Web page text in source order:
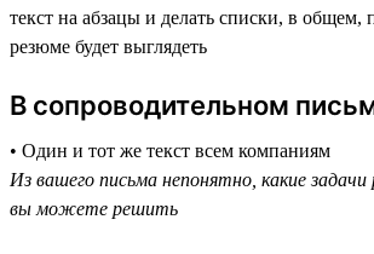
текст на абзацы и делать списки, в общем,
резюме будет выглядеть
В сопроводительном
• Один и тот же текст всем компаниям
Из вашего письма непонятно, какие
вы можете решить